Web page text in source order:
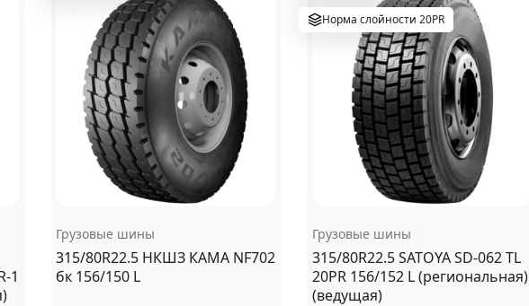
1
Грузовые шины
315/80R22.5 НКШЗ КАМА NF702
бк 156/150 L
Норма слойности 20PR
Грузовые шины
315/80R22.5 SATOYA SD-062 TL
20PR 156/152 L (региональная)
(ведущая)